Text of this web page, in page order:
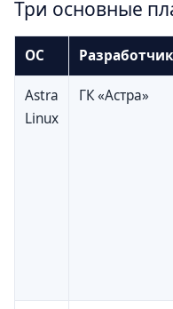
Три основные
ОС Разработчик
Astra
Linux
ГК «Астра»